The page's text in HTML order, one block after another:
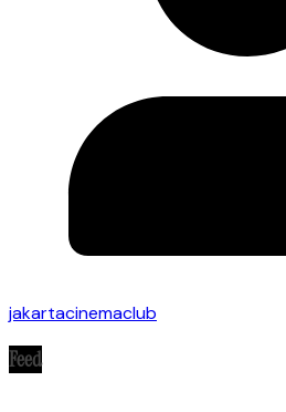
jakartacinemaclub
Feed